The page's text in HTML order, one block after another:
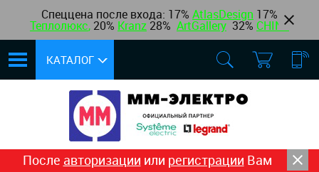
Спеццена после входа: 17% AtlasDesign 17%
Теплолюкс, 20% Kranz 28% ArtGallery 32% CHINT
КАТАЛОГ
После авторизации или регистрации Вам